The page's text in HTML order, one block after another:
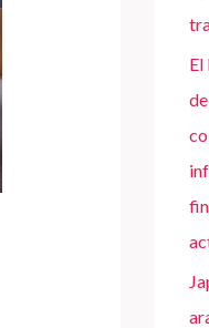
El